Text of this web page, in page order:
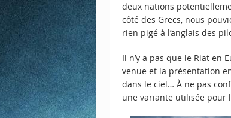
deux nations
côté des Grecs, nous
rien pigé à l’anglais des
Il n’y a pas que le Riat en
venue et la présentation
dans le ciel… À ne pas
une variante utilisée pour